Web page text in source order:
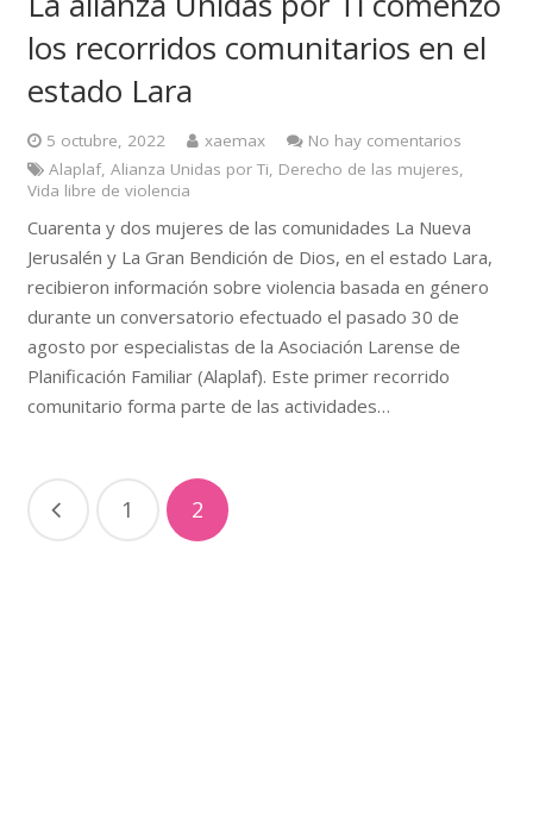
los recorridos comunitarios en el
estado Lara
5 octubre, 2022 xaemax
No hay comentarios
Alaplaf, Alianza Unidas por Ti Derecho de las mujeres
Vida libre de violencia
Cuarenta y dos mujeres de las comunidades La Nueva
Jerusalén y La Gran Bendición de Dios, en el estado Lara,
recibieron información sobre violencia basada en género
durante un conversatorio efectuado el pasado 30 de
agosto por especialistas de la Asociación Larense de
Planificación Familiar (Alaplaf). Este primer recorrido
comunitario forma parte de las actividades…
1 2